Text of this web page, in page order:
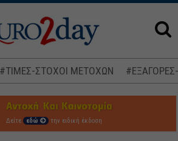
#ΤΙΜΕΣ-ΣΤΟΧΟΙ ΜΕΤΟΧΩΝ
Δείτε εδώ την ειδική έκδοση